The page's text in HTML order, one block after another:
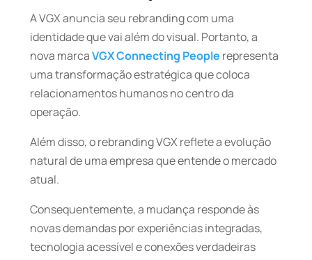
A VGX anuncia seu rebranding com uma
identidade que vai além do visual. Portanto, a
nova marcaVGX Connecting People representa
uma transformação estratégica que coloca
relacionamentos humanos no centro da
operação.
Além disso, o rebranding VGX reflete a evolução
natural de uma empresa que entende o mercado
atual.
Consequentemente, a mudança responde às
novas demandas por experiências integradas,
tecnologia acessível e conexões verdadeiras